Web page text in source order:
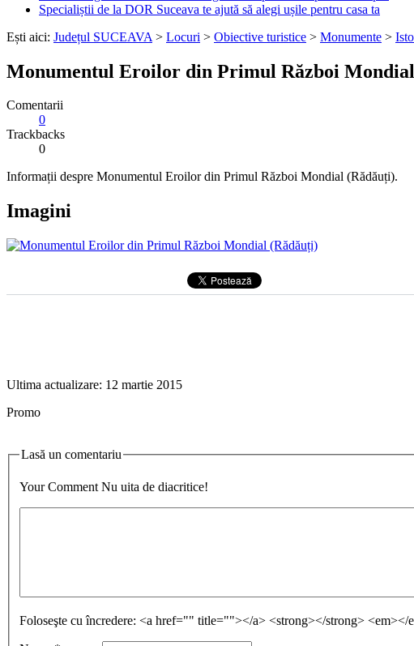
Specialiștii de la DOR Suceava te ajută să alegi ușile pentru casa ta
Ești aici: Județul SUCEAVA > Locuri > Obiective turistice > Monumente >
Monumentul Eroilor din Primul Război
Comentarii
0
Trackbacks
0
Informații despre Monumentul Eroilor din Primul Război Mondial (Rădăuți).
Imagini
Ultima actualizare: 12 martie 2015
Promo
Lasă un comentariu
Your Comment Nu uita de diacritice!
Foloseşte cu încredere: <a href="" title=""></a> <strong></strong> <em></